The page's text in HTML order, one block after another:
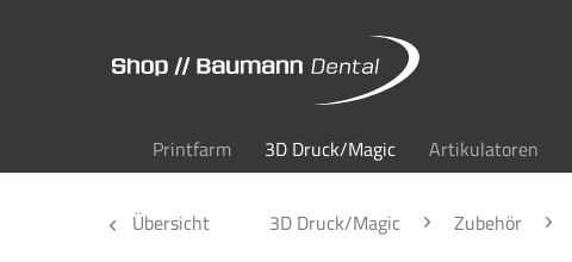
Printfarm 3D Druck/Magic Artikulatoren
Übersicht 3D Druck/Magic Zubehör